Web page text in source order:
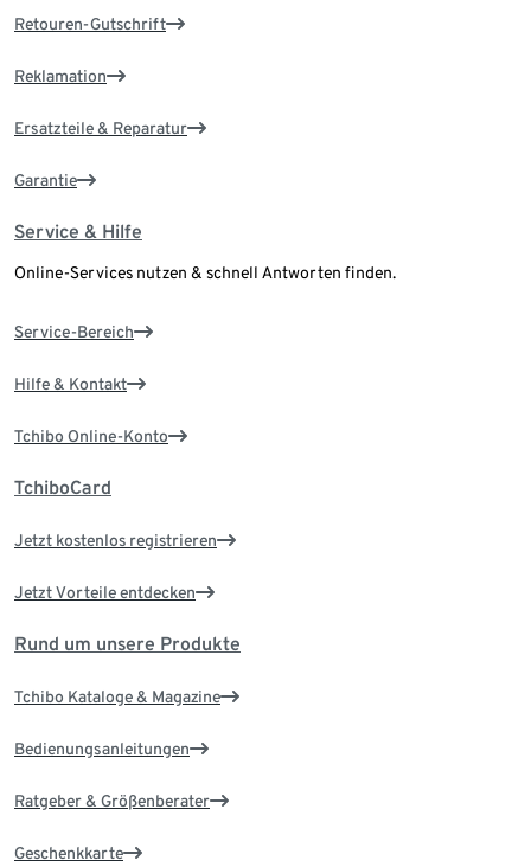
Retouren-Gutschrift
Reklamation
Ersatzteile & Reparatur
Garantie
Service & Hilfe
Online-Services nutzen & schnell Antworten finden.
Service-Bereich
Hilfe & Kontakt
Tchibo Online-Konto
TchiboCard
Jetzt kostenlos registrieren
Jetzt Vorteile entdecken
Rund um unsere Produkte
Tchibo Kataloge & Magazine
Bedienungsanleitungen
Ratgeber & Größenberater
Geschenkkarte